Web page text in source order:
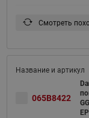
Смотреть
065B8422